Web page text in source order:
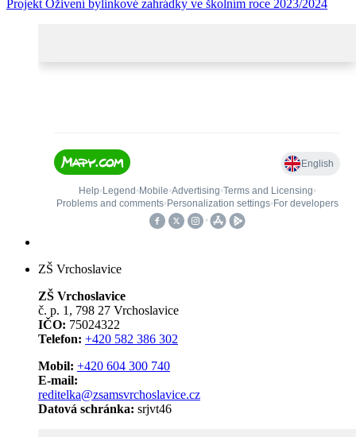
Projekt Oživení bylinkové zahrádky ve školním roce 2023/2024
ZŠ Vrchoslavice
ZŠ Vrchoslavice
č. p. 1, 798 27 Vrchoslavice
IČO: 75024322
Telefon: +420 582 386 302
Mobil: +420 604 300 740
E-mail:
reditelka@zsamsvrchoslavice.cz
Datová schránka: srjvt46